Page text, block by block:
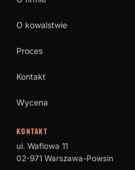
O kowalstwie
Proces
Kontakt
Wycena
KONTAKT
ul. Waflowa 11
02-971 Warszawa-Powsin